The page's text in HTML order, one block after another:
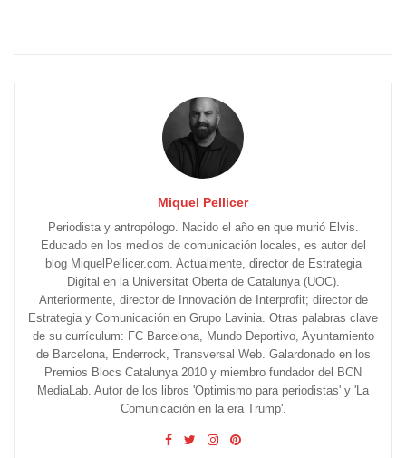
Miquel Pellicer
Periodista y antropólogo. Nacido el año en que murió Elvis.
Educado en los medios de comunicación locales, es autor del
blog MiquelPellicer.com. Actualmente, director de Estrategia
Digital en la Universitat Oberta de Catalunya (UOC).
Anteriormente, director de Innovación de Interprofit; director de
Estrategia y Comunicación en Grupo Lavinia. Otras palabras clave
de su currículum: FC Barcelona, Mundo Deportivo, Ayuntamiento
de Barcelona, Enderrock, Transversal Web. Galardonado en los
Premios Blocs Catalunya 2010 y miembro fundador del BCN
MediaLab. Autor de los libros 'Optimismo para periodistas' y 'La
Comunicación en la era Trump'.